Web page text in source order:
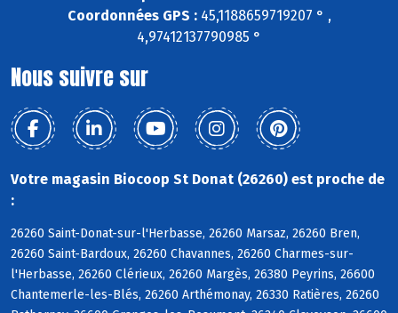
Coordonnées GPS :45,1188659719207 ° ,
4,97412137790985 °
Nous suivre sur
Votre magasin Biocoop St Donat (26260) est proche de
:
26260 Saint-Donat-sur-l'Herbasse, 26260 Marsaz, 26260 Bren,
26260 Saint-Bardoux, 26260 Chavannes, 26260 Charmes-sur-
l'Herbasse, 26260 Clérieux, 26260 Margès, 26380 Peyrins, 26600
Chantemerle-les-Blés, 26260 Arthémonay, 26330 Ratières, 26260